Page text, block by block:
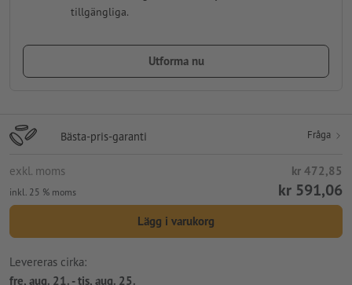
tillgängliga.
Utforma nu
Bästa-pris-garanti Fråga
exkl. moms kr 472,85
inkl. 25 % moms kr 591,06
Lägg i varukorg
Levereras cirka:
fre, aug. 21. - tis, aug. 25.